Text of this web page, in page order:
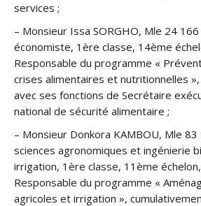
services ;
– Monsieur Issa SORGHO, Mle 24
économiste, 1ère classe, 14ème
Responsable du programme «
crises alimentaires et nutritionnelles
avec ses fonctions de Secrétaire
national de sécurité alimentaire ;
– Monsieur Donkora KAMBOU, Mle
sciences agronomiques et ingénierie
irrigation, 1ère classe, 11ème
Responsable du programme «
agricoles et irrigation »,